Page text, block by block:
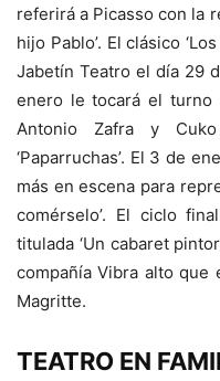
referirá a Picasso con la
hijo Pablo’. El clásico
Jabetín Teatro el día 29
enero le tocará el turno
Antonio Zafra y
‘Paparruchas’. El 3 de
más en escena para
comérselo’. El ciclo
titulada ‘Un cabaret
compañía Vibra alto que
Magritte.
TEATRO EN